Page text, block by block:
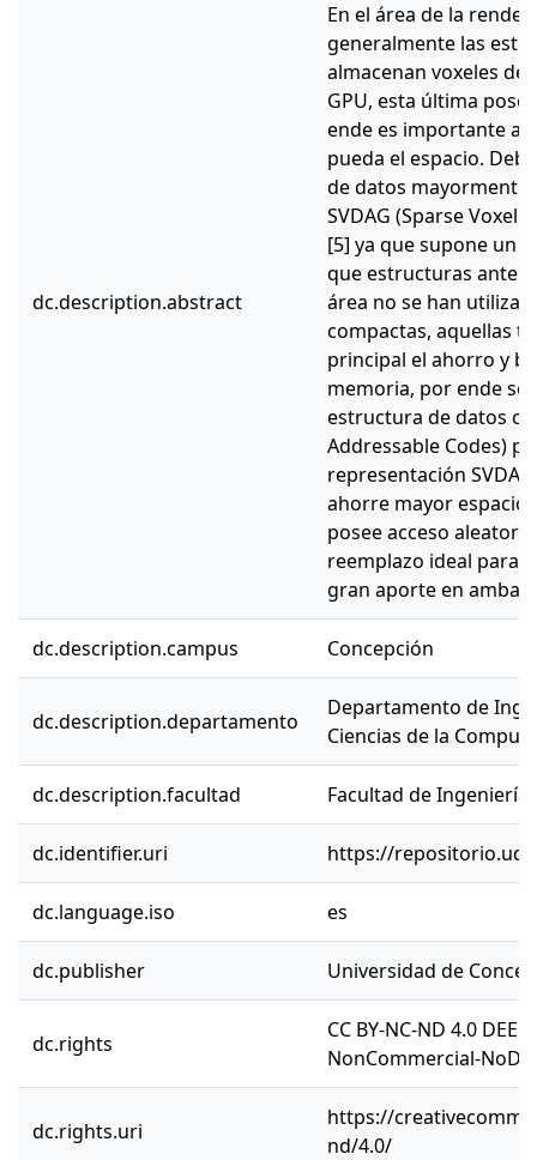
dc.description.abstract
En el área de la
generalmente las
almacenan voxeles
GPU, esta última
ende es importante
pueda el espacio.
de datos mayormente
SVDAG (Sparse Voxel
[5] ya que supone un
que estructuras
área no se han
compactas, aquellas
principal el ahorro y
memoria, por ende se
estructura de datos
Addressable Codes)
representación
ahorre mayor espacio.
posee acceso
reemplazo ideal para
gran aporte en ambas
dc.description.campus Concepción
dc.description.departamento
Departamento de
Ciencias de la
dc.description.facultad Facultad de Ingeniería
dc.identifier.uri https://
dc.language.iso es
dc.publisher Universidad de
dc.rights
CC BY-NC-ND 4.0
NonCommercial-
dc.rights.uri
https://
nd/4.0/